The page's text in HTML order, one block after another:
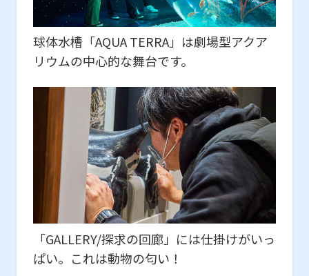
球体水槽「AQUA TERRA」は劇場型アクア
リウムの中心的な舞台です。
「GALLERY/探求の回廊」には仕掛けがいっ
ぱい。これは動物の匂い！